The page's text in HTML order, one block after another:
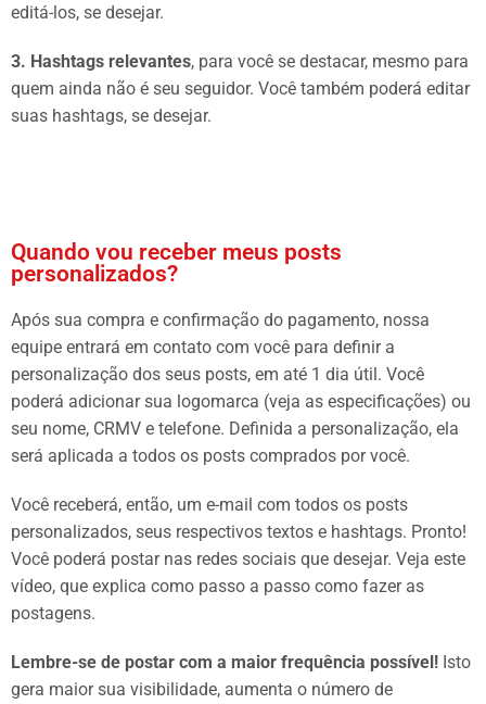
editá-los, se desejar.
3. Hashtags relevantes, para você se destacar, mesmo para
quem ainda não é seu seguidor. Você também poderá editar
suas hashtags, se desejar.
Quando vou receber meus posts
personalizados?
Após sua compra e confirmação do pagamento, nossa
equipe entrará em contato com você para definir a
personalização dos seus posts, em até 1 dia útil. Você
poderá adicionar sua logomarca (veja as especificações) ou
seu nome, CRMV e telefone. Definida a personalização, ela
será aplicada a todos os posts comprados por você.
Você receberá, então, um e-mail com todos os posts
personalizados, seus respectivos textos e hashtags. Pronto!
Você poderá postar nas redes sociais que desejar. Veja este
vídeo, que explica como passo a passo como fazer as
postagens.
Lembre-se de postar com a maior frequência possível! Isto
gera maior sua visibilidade, aumenta o número de